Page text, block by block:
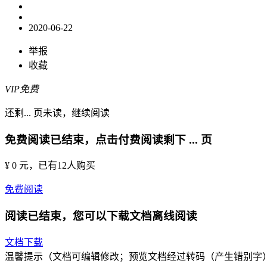
2020-06-22
举报
收藏
VIP免费
还剩 ... 页未读， 继续阅读
免费阅读已结束，点击付费阅读剩下 ... 页
¥ 0 元，已有12人购买
免费阅读
阅读已结束，您可以下载文档离线阅读
文档下载
温馨提示（文档可编辑修改；预览文档经过转码（产生错别